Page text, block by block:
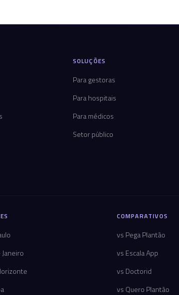
SOLUÇÕES
Para gestoras
Para hospitais
Para médicos
Setor público
COMPARATIVOS
vs Pega Plantão
vs Escala App
vs Doctorid
vs Quero Plantão